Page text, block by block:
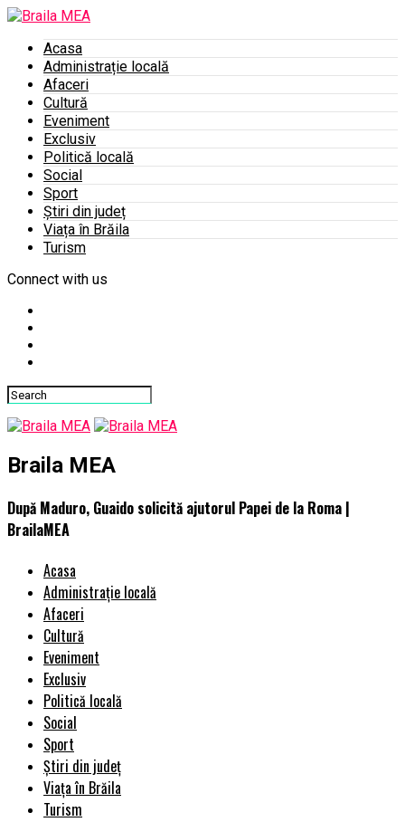
Acasa
Administrație locală
Afaceri
Cultură
Eveniment
Exclusiv
Politică locală
Social
Sport
Știri din județ
Viața în Brăila
Turism
Connect with us
Braila MEA
După Maduro, Guaido solicită ajutorul Papei de la Roma |
BrailaMEA
Acasa
Administrație locală
Afaceri
Cultură
Eveniment
Exclusiv
Politică locală
Social
Sport
Știri din județ
Viața în Brăila
Turism